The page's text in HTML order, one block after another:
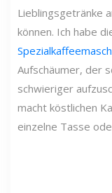
Lieblingsgetränke
können. Ich habe
Aufschäumer, der
schwieriger
macht köstlichen
einzelne Tasse